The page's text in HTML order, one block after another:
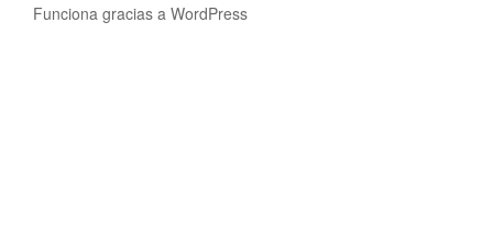
Funciona gracias a WordPress